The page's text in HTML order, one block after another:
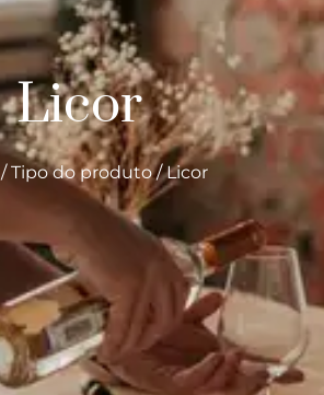
Licor
/ Tipo do produto / Licor